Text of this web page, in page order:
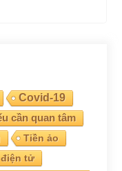
Covid-19
cần quan tâm
Tiền ảo
tử